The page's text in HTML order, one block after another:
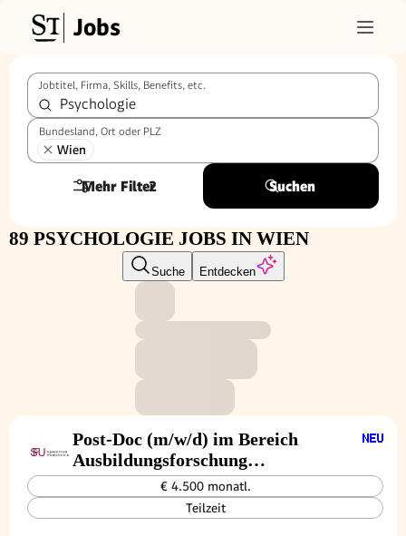
Jobs
Jobtitel, Firma, Skills, Benefits, etc.
Bundesland, Ort oder PLZ
Wien
Mehr Filter
2 Suchen
89 PSYCHOLOGIE JOBS IN WIEN
Suche Entdecken
Post-Doc (m/w/d) im Bereich
Ausbildungsforschung
Psychotherapie - 20
Wochenstunden
€ 4.500 monatl.
Teilzeit